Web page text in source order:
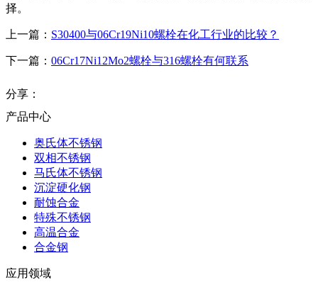
择。
上一篇： S30400与06Cr19Ni10螺栓在化工行业的比较？
下一篇： 06Cr17Ni12Mo2螺栓与316螺栓有何联系
分享：
产品中心
奥氏体不锈钢
双相不锈钢
马氏体不锈钢
沉淀硬化钢
耐蚀合金
特殊不锈钢
高温合金
合金钢
应用领域